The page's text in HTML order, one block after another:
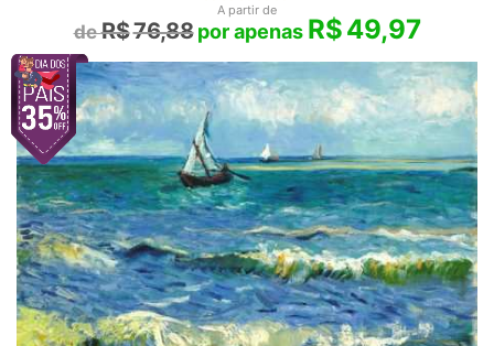
A partir de
R$76,88 R$49,97